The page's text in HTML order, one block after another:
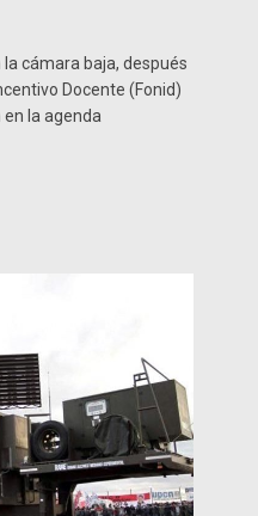
la cámara baja, después
Docente (Fonid)
la agenda